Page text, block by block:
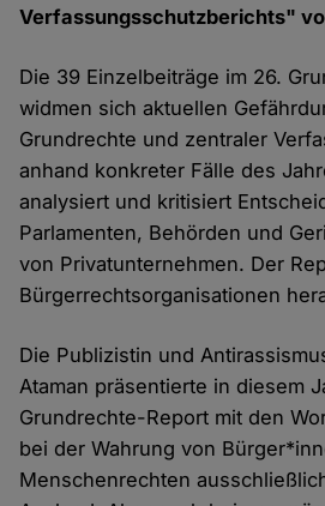
Verfassungsschutzberichts"
Die 39 Einzelbeiträge im 26.
widmen sich aktuellen
Grundrechte und zentraler
anhand konkreter Fälle des
analysiert und kritisiert
Parlamenten, Behörden und
von Privatunternehmen. Der
Bürgerrechtsorganisationen
Die Publizistin und
Ataman präsentierte in diesem
Grundrechte-Report mit den
bei der Wahrung von
Menschenrechten